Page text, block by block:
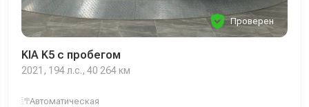
Проверен
KIA K5 с пробегом
2021, 194 л.с., 40 264 км
Автоматическая